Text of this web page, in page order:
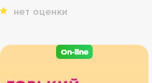
нет оценки